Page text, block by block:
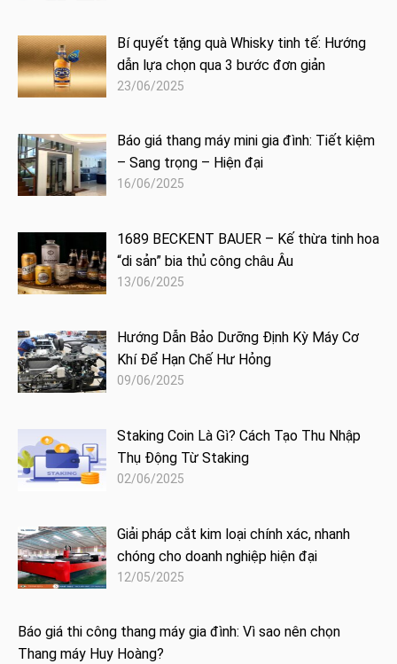
Bí quyết tặng quà Whisky tinh tế: Hướng
dẫn lựa chọn qua 3 bước đơn giản
23/06/2025
Báo giá thang máy mini gia đình: Tiết kiệm
– Sang trọng – Hiện đại
16/06/2025
1689 BECKENT BAUER – Kế thừa tinh hoa
“di sản” bia thủ công châu Âu
13/06/2025
Hướng Dẫn Bảo Dưỡng Định Kỳ Máy Cơ
Khí Để Hạn Chế Hư Hỏng
09/06/2025
Staking Coin Là Gì? Cách Tạo Thu Nhập
Thụ Động Từ Staking
02/06/2025
Giải pháp cắt kim loại chính xác, nhanh
chóng cho doanh nghiệp hiện đại
12/05/2025
Báo giá thi công thang máy gia đình: Vì sao nên chọn
Thang máy Huy Hoàng?